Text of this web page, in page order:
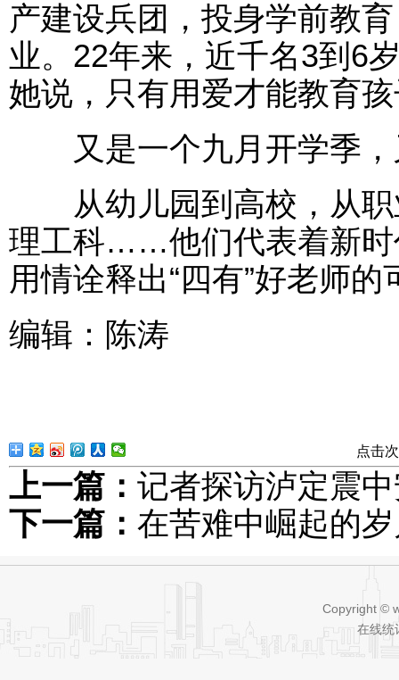
产建设兵团，投身学前教
业。22年来，近千名3到6
她说，只有用爱才能教育
又是一个九月开学季，
从幼儿园到高校，从职
理工科……他们代表着新时
用情诠释出“四有”好老师的
编辑：陈涛
点击
上一篇： 记者探访泸定震
下一篇： 在苦难中崛起的
Copyright ©
在线统